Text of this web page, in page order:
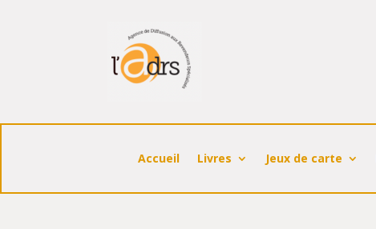
Accueil Livres Jeux de carte